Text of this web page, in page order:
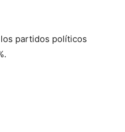
partidos políticos